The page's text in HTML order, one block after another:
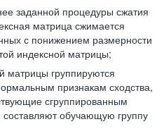
заданной процедуры сжатия
матрица сжимается
с понижением размерности
индексной матрицы;
матрицы группируются
признакам сходства,
сгруппированным
составляют обучающую группу